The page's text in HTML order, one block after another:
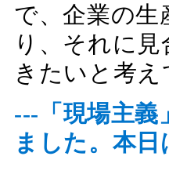
で、企業の生
り、それに
きたいと考
---「現場主義
ました。本